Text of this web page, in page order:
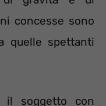
concesse sono
quelle spettanti
il soggetto con